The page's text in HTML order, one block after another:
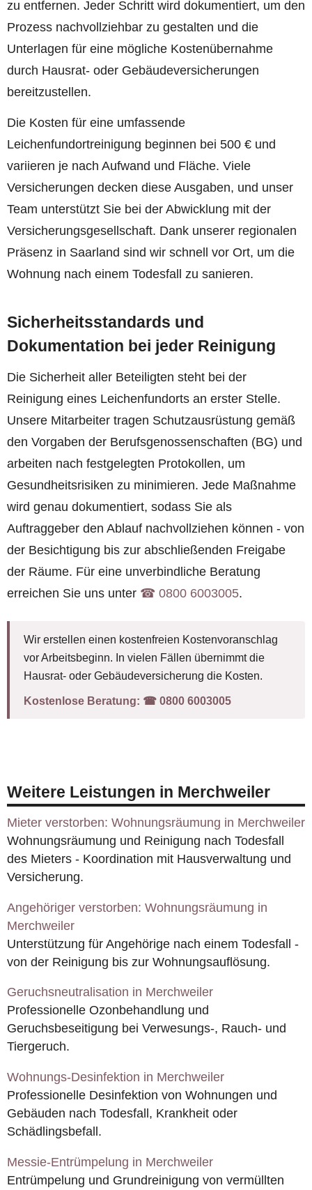
zu entfernen. Jeder Schritt wird dokumentiert, um den
Prozess nachvollziehbar zu gestalten und die
Unterlagen für eine mögliche Kostenübernahme
durch Hausrat- oder Gebäudeversicherungen
bereitzustellen.
Die Kosten für eine umfassende
Leichenfundortreinigung beginnen bei 500 € und
variieren je nach Aufwand und Fläche. Viele
Versicherungen decken diese Ausgaben, und unser
Team unterstützt Sie bei der Abwicklung mit der
Versicherungsgesellschaft. Dank unserer regionalen
Präsenz in Saarland sind wir schnell vor Ort, um die
Wohnung nach einem Todesfall zu sanieren.
Sicherheitsstandards und
Dokumentation bei jeder Reinigung
Die Sicherheit aller Beteiligten steht bei der
Reinigung eines Leichenfundorts an erster Stelle.
Unsere Mitarbeiter tragen Schutzausrüstung gemäß
den Vorgaben der Berufsgenossenschaften (BG) und
arbeiten nach festgelegten Protokollen, um
Gesundheitsrisiken zu minimieren. Jede Maßnahme
wird genau dokumentiert, sodass Sie als
Auftraggeber den Ablauf nachvollziehen können - von
der Besichtigung bis zur abschließenden Freigabe
der Räume. Für eine unverbindliche Beratung
erreichen Sie uns unter ☎︎ 0800 6003005.
Wir erstellen einen kostenfreien Kostenvoranschlag
vor Arbeitsbeginn. In vielen Fällen übernimmt die
Hausrat- oder Gebäudeversicherung die Kosten.
Kostenlose Beratung: ☎︎ 0800 6003005
Weitere Leistungen in Merchweiler
Mieter verstorben: Wohnungsräumung in Merchweiler
Wohnungsräumung und Reinigung nach Todesfall
des Mieters - Koordination mit Hausverwaltung und
Versicherung.
Angehöriger verstorben: Wohnungsräumung in
Merchweiler
Unterstützung für Angehörige nach einem Todesfall -
von der Reinigung bis zur Wohnungsauflösung.
Geruchsneutralisation in Merchweiler
Professionelle Ozonbehandlung und
Geruchsbeseitigung bei Verwesungs-, Rauch- und
Tiergeruch.
Wohnungs-Desinfektion in Merchweiler
Professionelle Desinfektion von Wohnungen und
Gebäuden nach Todesfall, Krankheit oder
Schädlingsbefall.
Messie-Entrümpelung in Merchweiler
Entrümpelung und Grundreinigung von vermüllten